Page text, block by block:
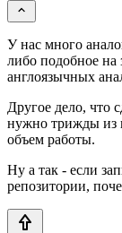
У нас много
либо подобное
англоязычных
Другое дело, что
нужно трижды из
объем работы.
Ну а так - если
репозитории,